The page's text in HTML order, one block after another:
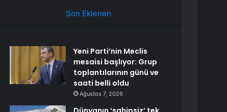
Son Eklenen
Yeni Parti’nin Meclis
mesaisi başlıyor: Grup
toplantılarının günü ve
saati belli oldu
Ağustos 7, 2026